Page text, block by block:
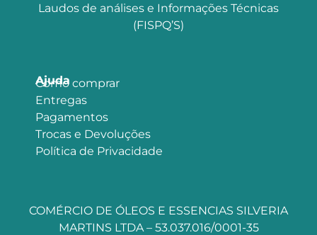
Laudos de análises e Informações Técnicas
(FISPQ’S)
Ajuda
Como comprar
Entregas
Pagamentos
Trocas e Devoluções
Política de Privacidade
COMÉRCIO DE ÓLEOS E ESSENCIAS SILVERIA
MARTINS LTDA – 53.037.016/0001-35